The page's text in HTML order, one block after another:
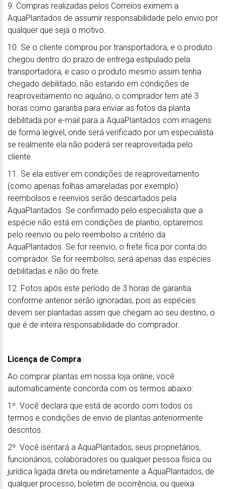
9. Compras realizadas pelos Correios eximem a
AquaPlantados de assumir responsabilidade pelo envio por
qualquer que seja o motivo.
10. Se o cliente comprou por transportadora, e o produto
chegou dentro do prazo de entrega estipulado pela
transportadora, e caso o produto mesmo assim tenha
chegado debilitado, não estando em condições de
reaproveitamento no aquário, o comprador tem até 3
horas como garantia para enviar as fotos da planta
debilitada por e-mail para a AquaPlantados com imagens
de forma legível, onde será verificado por um especialista
se realmente ela não poderá ser reaproveitada pelo
cliente.
11. Se ela estiver em condições de reaproveitamento
(como apenas folhas amareladas por exemplo)
reembolsos e reenvios serão descartados pela
AquaPlantados. Se confirmado pelo especialista que a
espécie não está em condições de plantio, optaremos
pelo reenvio ou pelo reembolso a critério da
AquaPlantados. Se for reenvio, o frete fica por conta do
comprador. Se for reembolso, será apenas das espécies
debilitadas e não do frete.
12. Fotos após este período de 3 horas de garantia
conforme anterior serão ignoradas, pois as espécies
devem ser plantadas assim que chegam ao seu destino, o
que é de inteira responsabilidade do comprador.
Licença de Compra
Ao comprar plantas em nossa loja online, você
automaticamente concorda com os termos abaixo:
1º. Você declara que está de acordo com todos os
termos e condições de envio de plantas anteriormente
descritos.
2º. Você isentará a AquaPlantados, seus proprietários,
funcionários, colaboradores ou qualquer pessoa física ou
jurídica ligada direta ou indiretamente a AquaPlantados, de
qualquer processo, boletim de ocorrência, ou queixa